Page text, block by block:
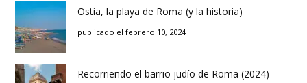
Ostia, la playa de Roma (y la historia)
publicado el febrero 10, 2024
Recorriendo el barrio judío de Roma (2024)